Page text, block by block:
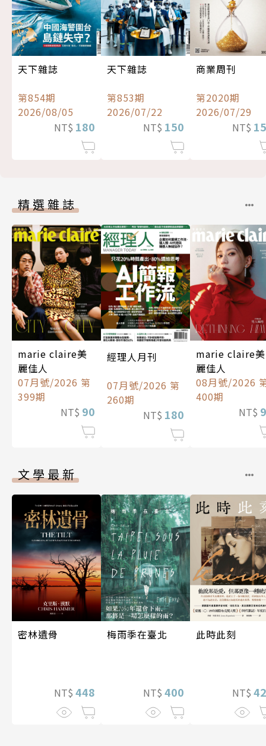
天下雜誌
第854期
2026/08/05
NT$ 180
天下雜誌
第853期
2026/07/22
NT$ 150
商業周刊
第2020期
2026/07/29
NT$
精選雜誌
marie claire美
麗佳人
07月號/2026 第
399期
NT$ 90
經理人月刊
07月號/2026 第
260期
NT$ 180
marie claire美
麗佳人
08月號/2026
400期
NT$
文學最新
密林遺骨
NT$ 448
梅雨季在臺北
NT$ 400
此時此刻
NT$